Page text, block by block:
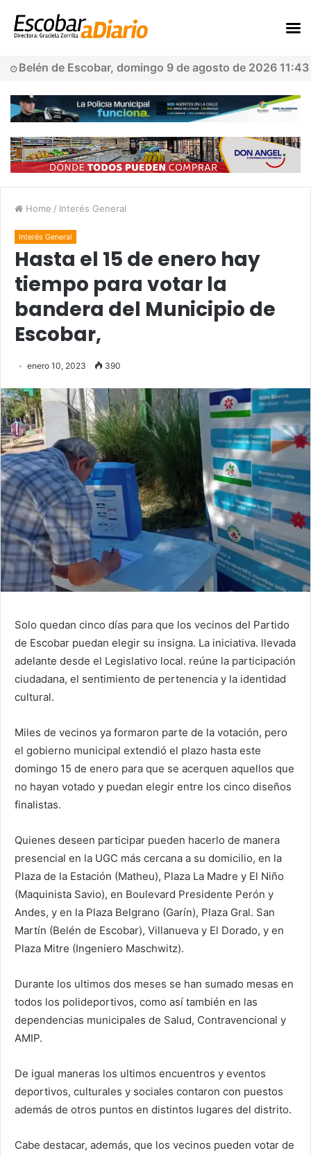
Belén de Escobar, domingo 9 de agosto de 2026 11:43
Home / Interés General
Interés General
Hasta el 15 de enero hay
tiempo para votar la
bandera del Municipio de
Escobar,
enero 10, 2023 390
Solo quedan cinco días para que los vecinos del Partido
de Escobar puedan elegir su insigna. La iniciativa. llevada
adelante desde el Legislativo local. reúne la participación
ciudadana, el sentimiento de pertenencia y la identidad
cultural.
Miles de vecinos ya formaron parte de la votación, pero
el gobierno municipal extendió el plazo hasta este
domingo 15 de enero para que se acerquen aquellos que
no hayan votado y puedan elegir entre los cinco diseños
finalistas.
Quienes deseen participar pueden hacerlo de manera
presencial en la UGC más cercana a su domicilio, en la
Plaza de la Estación (Matheu), Plaza La Madre y El Niño
(Maquinista Savio), en Boulevard Presidente Perón y
Andes, y en la Plaza Belgrano (Garín), Plaza Gral. San
Martín (Belén de Escobar), Villanueva y El Dorado, y en
Plaza Mitre (Ingeniero Maschwitz).
Durante los ultimos dos meses se han sumado mesas en
todos los polideportivos, como así también en las
dependencias municipales de Salud, Contravencional y
AMIP.
De igual maneras los ultimos encuentros y eventos
deportivos, culturales y sociales contaron con puestos
además de otros puntos en distintos lugares del distrito.
Cabe destacar, además, que los vecinos pueden votar de